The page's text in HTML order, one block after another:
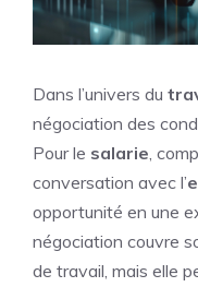
Dans l’univers du
négociation des
Pour le salarie ,
conversation avec l’
opportunité en une
négociation couvre
de travail, mais elle